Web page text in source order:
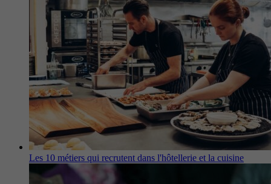
Les 10 métiers qui recrutent dans l'hôtellerie et la cuisine